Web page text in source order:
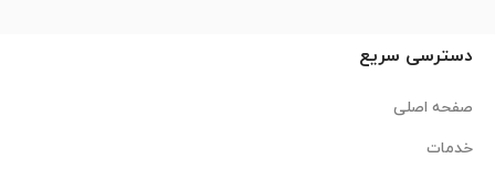
دسترسی سریع
صفحه اصلی
خدمات